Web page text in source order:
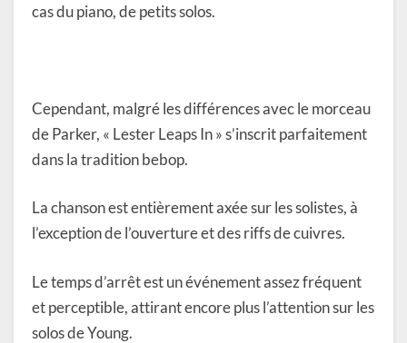
cas du piano, de petits solos.
Cependant, malgré les différences avec le morceau
de Parker, « Lester Leaps In » s’inscrit parfaitement
dans la tradition bebop.
La chanson est entièrement axée sur les solistes, à
l’exception de l’ouverture et des riffs de cuivres.
Le temps d’arrêt est un événement assez fréquent
et perceptible, attirant encore plus l’attention sur les
solos de Young.